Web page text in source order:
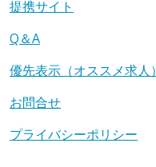
提携サイト
Q＆A
優先表示（オススメ求人）
お問合せ
プライバシーポリシー